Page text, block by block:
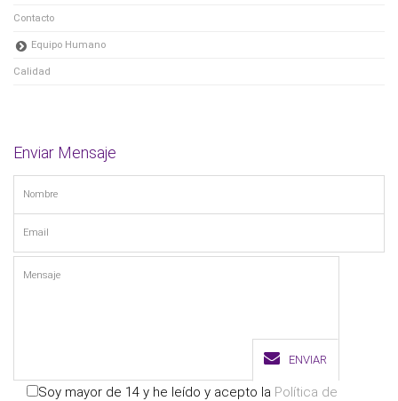
Contacto
Equipo Humano
Calidad
Enviar Mensaje
ENVIAR
Soy mayor de 14 y he leído y acepto la Política de